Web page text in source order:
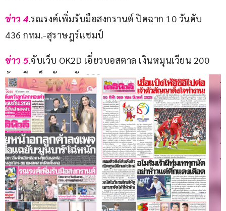
ข่าว 4.รณรงค์เพิ่มรับมือสงกรานต์ ปิดฉาก 10 วันดับ
436 กทม.-สุราษฎร์แชมป์
ข่าว 5.จับเว็บ OK2D เอี่ยวบอสตาล เงินหมุนเวียน 200
ล้าน รีดเอ็มพันมากัว 888